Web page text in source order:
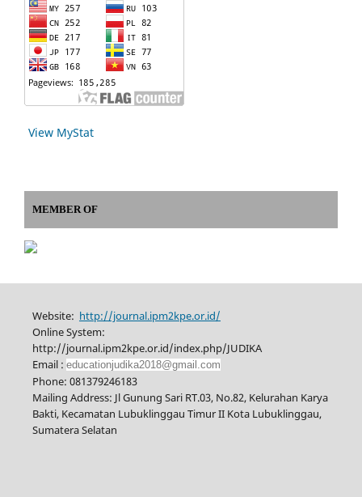
View MyStat
MEMBER OF
Website: http://journal.ipm2kpe.or.id/
Online System:
http://journal.ipm2kpe.or.id/index.php/JUDIKA
Email : educationjudika2018@gmail.com
Phone: 081379246183
Mailing Address: Jl Gunung Sari RT.03, No.82, Kelurahan Karya
Bakti, Kecamatan Lubuklinggau Timur II Kota Lubuklinggau,
Sumatera Selatan